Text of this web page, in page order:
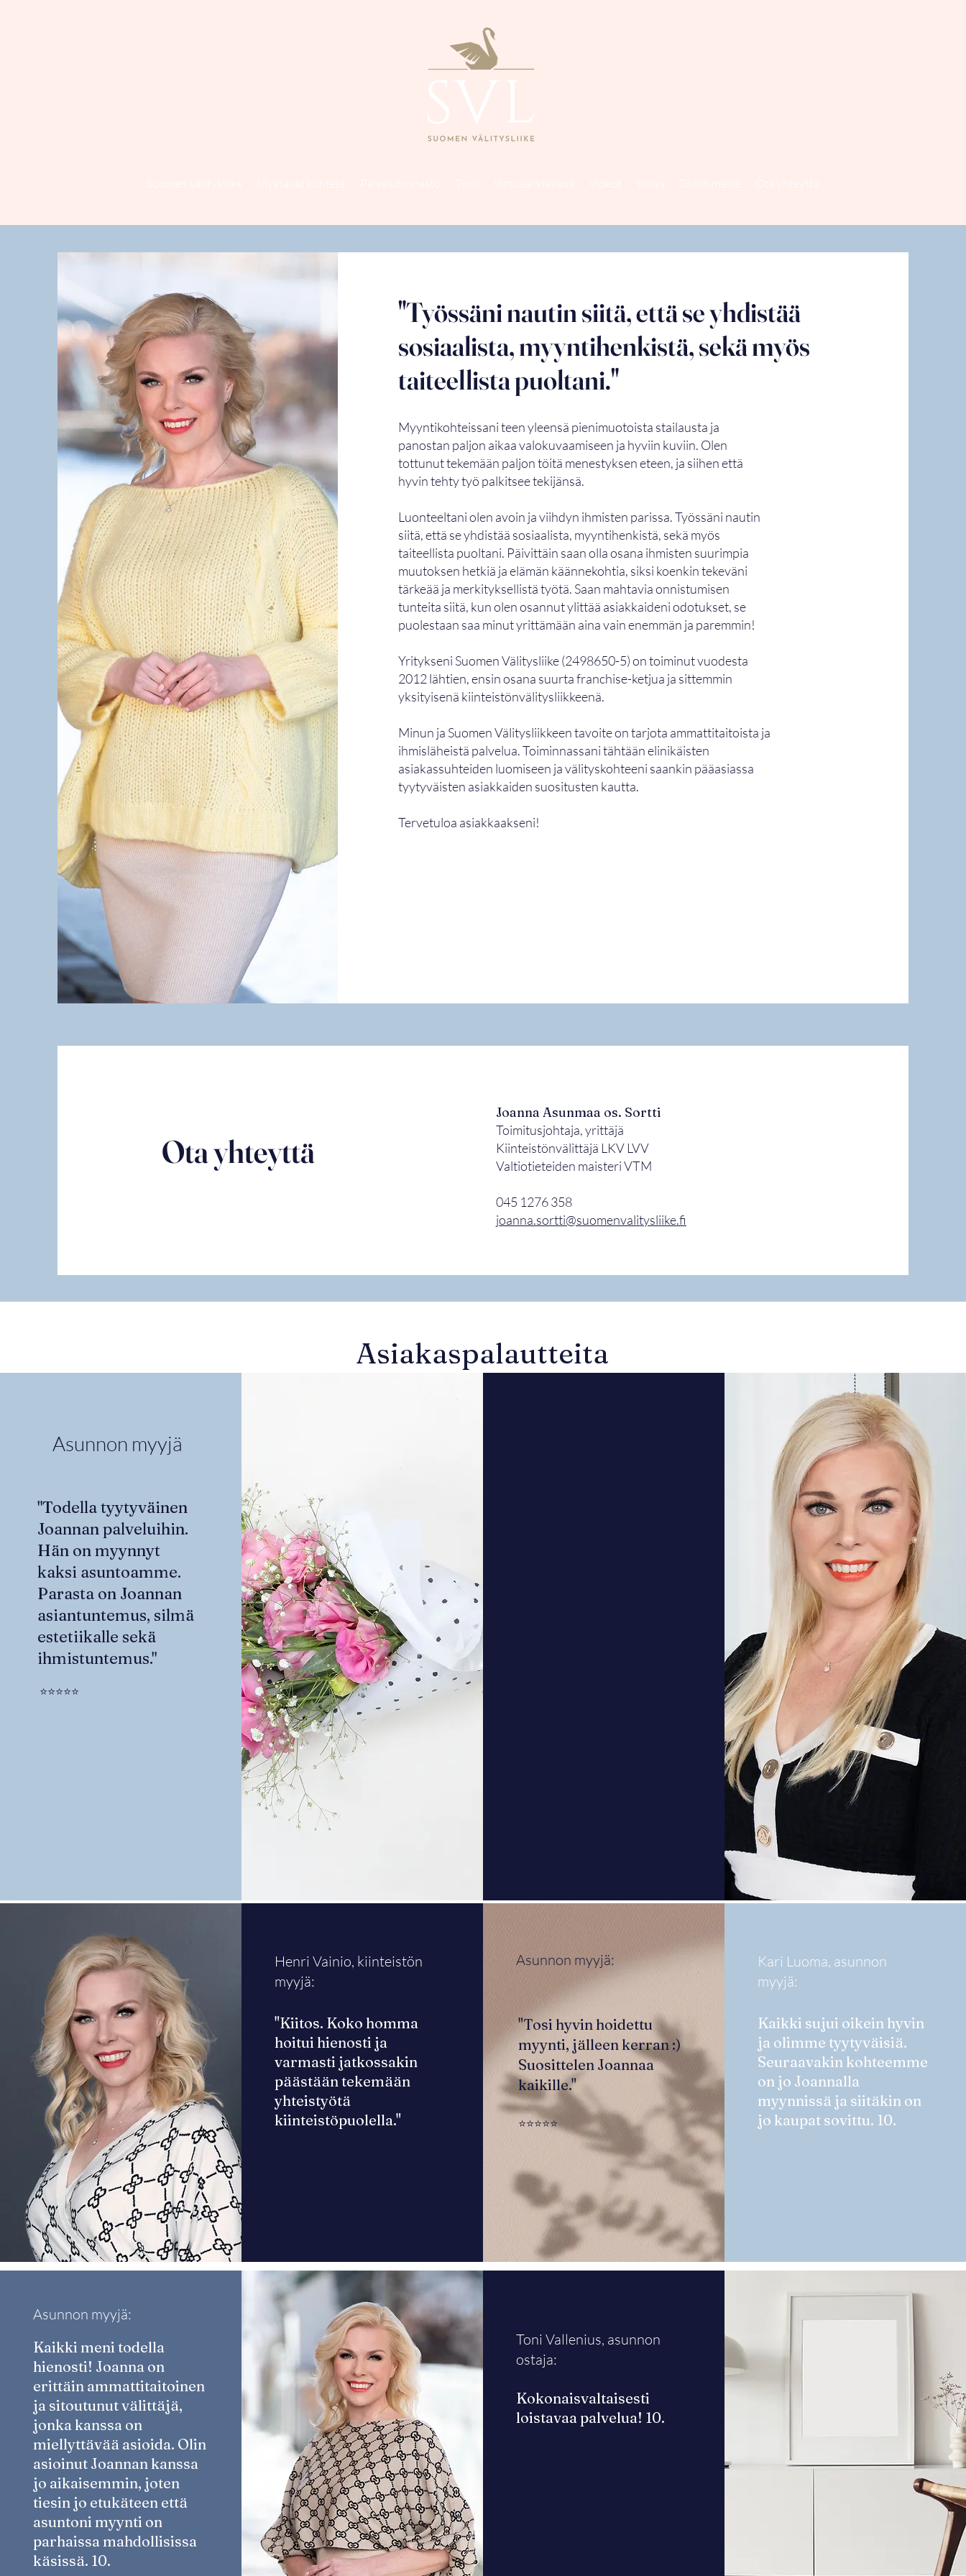
"Työssäni nautin siitä, että se yhdistää
sosiaalista, myyntihenkistä, sekä myös
taiteellista puoltani."
Myyntikohteissani teen yleensä pienimuotoista stailausta ja
panostan paljon aikaa valokuvaamiseen ja hyviin kuviin. Olen
tottunut tekemään paljon töitä menestyksen eteen, ja siihen että
hyvin tehty työ palkitsee tekijänsä.
Luonteeltani olen avoin ja viihdyn ihmisten parissa. Työssäni nautin
siitä, että se yhdistää sosiaalista, myyntihenkistä, sekä myös
taiteellista puoltani. Päivittäin saan olla osana ihmisten suurimpia
muutoksen hetkiä ja elämän käännekohtia, siksi koenkin tekeväni
tärkeää ja merkityksellistä työtä. Saan mahtavia onnistumisen
tunteita siitä, kun olen osannut ylittää asiakkaideni odotukset, se
puolestaan saa minut yrittämään aina vain enemmän ja paremmin!
Yritykseni Suomen Välitysliike (2498650-5) on toiminut vuodesta
2012 lähtien, ensin osana suurta franchise-ketjua ja sittemmin
yksityisenä kiinteistönvälitysliikkeenä.
Minun ja Suomen Välitysliikkeen tavoite on tarjota ammattitaitoista ja
ihmisläheistä palvelua. Toiminnassani tähtään elinikäisten
asiakassuhteiden luomiseen ja välityskohteeni saankin pääasiassa
tyytyväisten asiakkaiden suositusten kautta.
Tervetuloa asiakkaakseni!
Ota yhteyttä
Joanna Asunmaa os. Sortti
Toimitusjohtaja, yrittäjä
Kiinteistönvälittäjä LKV LVV
Valtiotieteiden maisteri VTM
045 1276 358
joanna.sortti@suomenvalitysliike.fi
Asiakaspalautteita
Asunnon myyjä
"Todella tyytyväinen
Joannan palveluihin.
Hän on myynnyt
kaksi asuntoamme.
Parasta on Joannan
asiantuntemus, silmä
estetiikalle sekä
ihmistuntemus."
⭐⭐⭐⭐⭐
Henri Vainio, kiinteistön
myyjä:
"Kiitos. Koko homma
hoitui hienosti ja
varmasti jatkossakin
päästään tekemään
yhteistyötä
kiinteistöpuolella."
Asunnon myyjä:
"Tosi hyvin hoidettu
myynti, jälleen kerran :)
Suosittelen Joannaa
kaikille."
⭐⭐⭐⭐⭐
Kari Luoma, asunnon
myyjä:
Kaikki sujui oikein hyvin
ja olimme tyytyväisiä.
Seuraavakin kohteemme
on jo Joannalla
myynnissä ja siitäkin on
jo kaupat sovittu. 10.
Asunnon myyjä:
Kaikki meni todella
hienosti! Joanna on
erittäin ammattitaitoinen
ja sitoutunut välittäjä,
jonka kanssa on
miellyttävää asioida. Olin
asioinut Joannan kanssa
jo aikaisemmin, joten
tiesin jo etukäteen että
asuntoni myynti on
parhaissa mahdollisissa
käsissä. 10.
Toni Vallenius, asunnon
ostaja:
Kokonaisvaltaisesti
loistavaa palvelua! 10.